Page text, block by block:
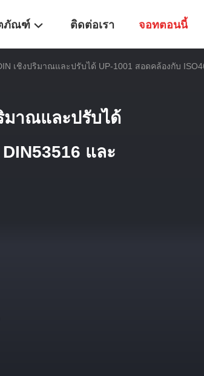
ภัณฑ์ ติดต่อเรา จอทตอนนี้
เชิงปริมาณและปรับได้ UP-1001 สอดคล้องกับ
มาณและปรับได้
และ